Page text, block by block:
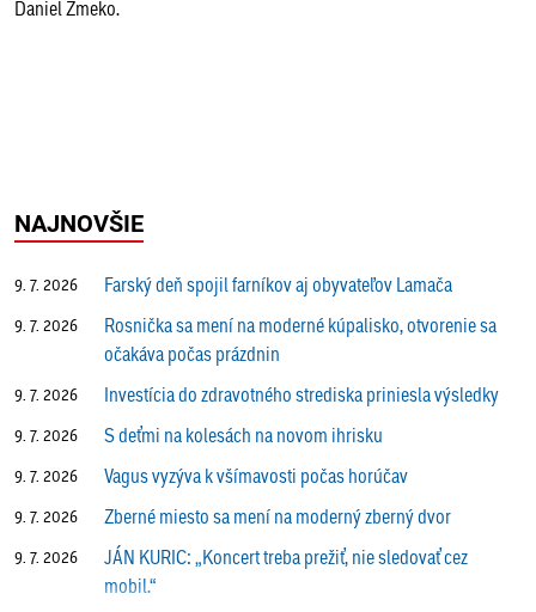
Daniel Zmeko.
NAJNOVŠIE
9. 7. 2026 Farský deň spojil farníkov aj obyvateľov Lamača
9. 7. 2026
Rosnička sa mení na moderné kúpalisko, otvorenie sa
očakáva počas prázdnin
9. 7. 2026 Investícia do zdravotného strediska priniesla výsledky
9. 7. 2026 S deťmi na kolesách na novom ihrisku
9. 7. 2026 Vagus vyzýva k všímavosti počas horúčav
9. 7. 2026 Zberné miesto sa mení na moderný zberný dvor
9. 7. 2026
JÁN KURIC: „Koncert treba prežiť, nie sledovať cez
mobil.“